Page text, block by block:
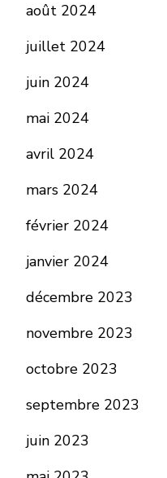
août 2024
juillet 2024
juin 2024
mai 2024
avril 2024
mars 2024
février 2024
janvier 2024
décembre 2023
novembre 2023
octobre 2023
septembre 2023
juin 2023